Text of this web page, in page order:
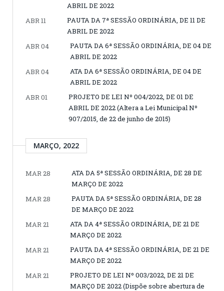
ABRIL DE 2022
ABR 11
PAUTA DA 7ª SESSÃO ORDINÁRIA, DE 11 DE
ABRIL DE 2022
ABR 04
PAUTA DA 6ª SESSÃO ORDINÁRIA, DE 04 DE
ABRIL DE 2022
ABR 04
ATA DA 6ª SESSÃO ORDINÁRIA, DE 04 DE
ABRIL DE 2022
ABR 01
PROJETO DE LEI Nº 004/2022, DE 01 DE
ABRIL DE 2022 (Altera a Lei Municipal Nº
907/2015, de 22 de junho de 2015)
MARÇO, 2022
MAR 28
ATA DA 5ª SESSÃO ORDINÁRIA, DE 28 DE
MARÇO DE 2022
MAR 28
PAUTA DA 5ª SESSÃO ORDINÁRIA, DE 28
DE MARÇO DE 2022
MAR 21
ATA DA 4ª SESSÃO ORDINÁRIA, DE 21 DE
MARÇO DE 2022
MAR 21
PAUTA DA 4ª SESSÃO ORDINÁRIA, DE 21 DE
MARÇO DE 2022
MAR 21
PROJETO DE LEI Nº 003/2022, DE 21 DE
MARÇO DE 2022 (Dispõe sobre abertura de